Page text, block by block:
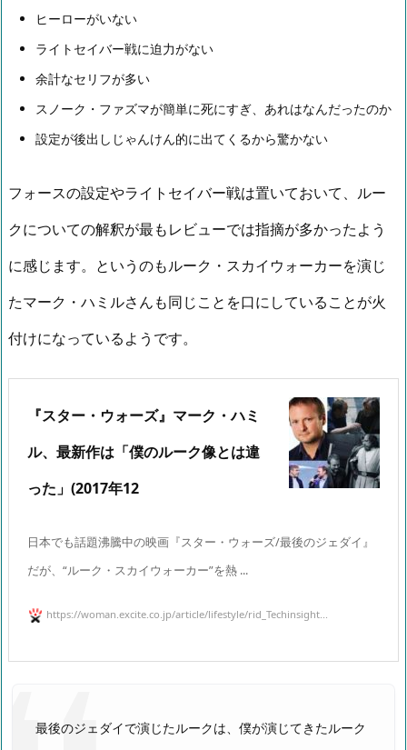
ヒーローがいない
ライトセイバー戦に迫力がない
余計なセリフが多い
スノーク・ファズマが簡単に死にすぎ、あれはなんだったのか
設定が後出しじゃんけん的に出てくるから驚かない
フォースの設定やライトセイバー戦は置いておいて、ルー
クについての解釈が最もレビューでは指摘が多かったよう
に感じます。というのもルーク・スカイウォーカーを演じ
たマーク・ハミルさんも同じことを口にしていることが火
付けになっているようです。
『スター・ウォーズ』マーク・ハミ
ル、最新作は「僕のルーク像とは違
った」(2017年12
日本でも話題沸騰中の映画『スター・ウォーズ/最後のジェダイ』
だが、“ルーク・スカイウォーカー”を熱 ...
https://woman.excite.co.jp/article/lifestyle/rid_Techinsight...
最後のジェダイで演じたルークは、僕が演じてきたルーク